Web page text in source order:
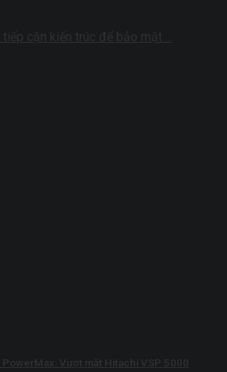
cận kiến ​​trúc để bảo mật ...
Vượt mặt Hitachi VSP 5000